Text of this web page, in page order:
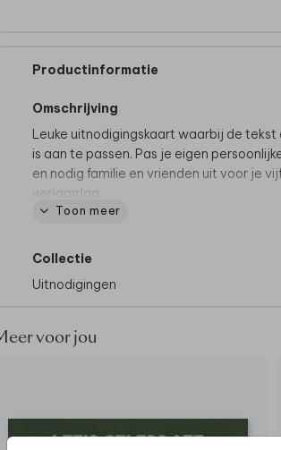
Productinformatie
Omschrijving
Leuke uitnodigingskaart waarbij de tekst
is aan te passen. Pas je eigen
en nodig familie en vrienden uit voor je
verjaardag.
Toon meer
Collectie
Uitnodigingen
voor jou